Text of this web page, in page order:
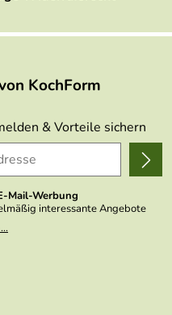
KochForm
& Vorteile sichern
Mail-Werbung
interessante Angebote
Meine E-Mail-Adresse wird
weitergegeben. Zu